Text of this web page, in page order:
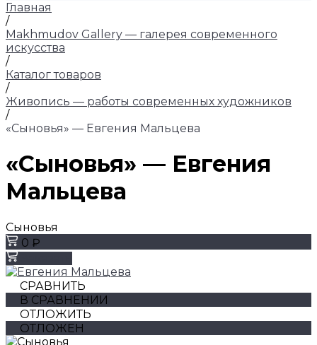
Главная
/
Makhmudov Gallery — галерея современного
искусства
/
Каталог товаров
/
Живопись — работы современных художников
/
«Сыновья» — Евгения Мальцева
«Сыновья» — Евгения
Мальцева
Сыновья
0 ₽
СРАВНИТЬ
В СРАВНЕНИИ
ОТЛОЖИТЬ
ОТЛОЖЕН